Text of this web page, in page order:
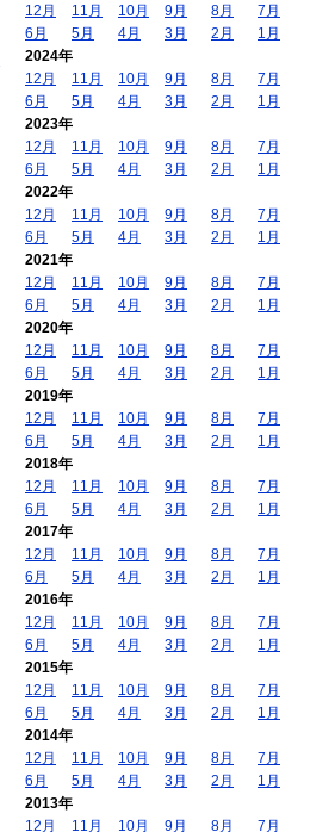
12月
11月 10月 9月 8月
7月
6月
5月 4月 3月 2月
1月
2024年
12月
11月 10月 9月 8月
7月
6月
5月 4月 3月 2月
1月
2023年
12月
11月 10月 9月 8月
7月
6月
5月 4月 3月 2月
1月
2022年
12月
11月 10月 9月 8月
7月
6月
5月 4月 3月 2月
1月
2021年
12月
11月 10月 9月 8月
7月
6月
5月 4月 3月 2月
1月
2020年
12月
11月 10月 9月 8月
7月
6月
5月 4月 3月 2月
1月
2019年
12月
11月 10月 9月 8月
7月
6月
5月 4月 3月 2月
1月
2018年
12月
11月 10月 9月 8月
7月
6月
5月 4月 3月 2月
1月
2017年
12月
11月 10月 9月 8月
7月
6月
5月 4月 3月 2月
1月
2016年
12月
11月 10月 9月 8月
7月
6月
5月 4月 3月 2月
1月
2015年
12月
11月 10月 9月 8月
7月
6月
5月 4月 3月 2月
1月
2014年
12月
11月 10月 9月 8月
7月
6月
5月 4月 3月 2月
1月
2013年
12月
11月 10月 9月 8月 7月